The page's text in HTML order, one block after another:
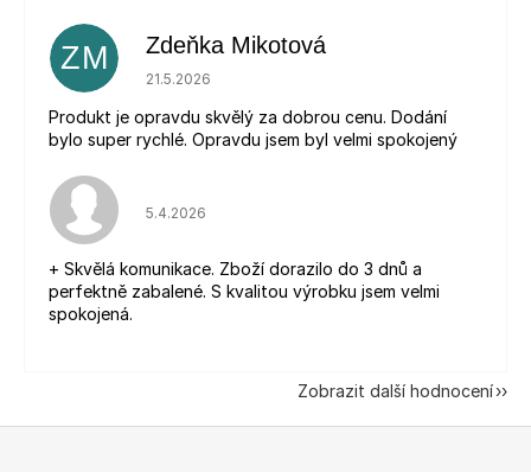
ZM Zdeňka Mikotová
Hodnocení obchodu je 5 z 5 hvězdiček.
21.5.2026
Produkt je opravdu skvělý za dobrou cenu. Dodání
bylo super rychlé. Opravdu jsem byl velmi spokojený
Hodnocení obchodu je 5 z 5 hvězdiček.
5.4.2026
+ Skvělá komunikace. Zboží dorazilo do 3 dnů a
perfektně zabalené. S kvalitou výrobku jsem velmi
spokojená.
Zobrazit další hodnocení